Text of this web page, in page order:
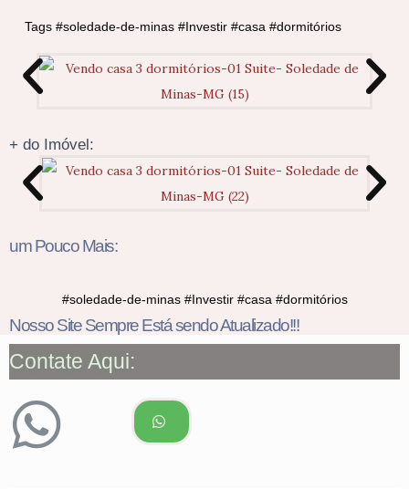
Tags #soledade-de-minas #Investir #casa #dormitórios
+ do Imóvel:
um Pouco Mais:
#soledade-de-minas #Investir #casa #dormitórios
Nosso Site Sempre Está sendo Atualizado!!!
Contate Aqui: